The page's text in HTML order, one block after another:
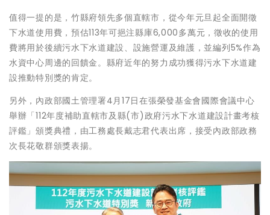
值得一提的是，竹縣府領先多個直轄市，從今年元旦起全面開徵
下水道使用費，預估113年可挹注縣庫6,000多萬元，徵收的使用
費將用於後續污水下水道建設、設施營運及維護，並編列5%作為
水資中心周邊的回饋金。縣府近年的努力成功獲得污水下水道建
設推動特別獎的肯定。
另外，內政部國土管理署4月17日在張榮發基金會國際會議中心
舉辦「112年度補助直轄市及縣(市)政府污水下水道建設計畫考核
評鑑」頒獎典禮，由工務處長戴志君代表出席，接受內政部政務
次長花敬群頒獎表揚。